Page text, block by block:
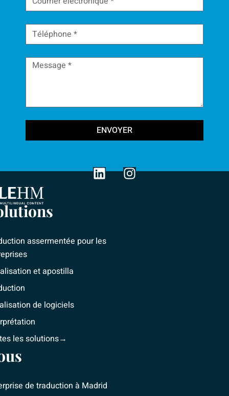
ENVOYER
L
i
d
i
I
n
assermentée pour les
et apostilla
de logiciels
les solutions→
de traduction à Madrid